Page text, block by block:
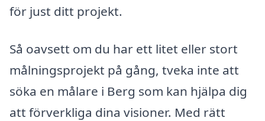
för just ditt projekt.
Så oavsett om du har ett litet eller stort
målningsprojekt på gång, tveka inte att
söka en målare i Berg som kan hjälpa dig
att förverkliga dina visioner. Med rätt